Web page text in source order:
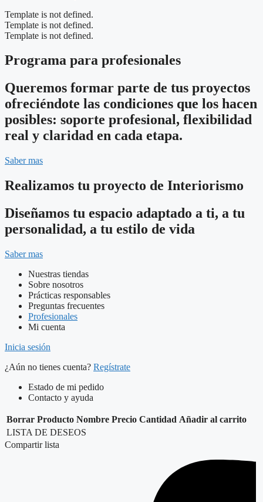
Template is not defined.
Template is not defined.
Template is not defined.
Programa para profesionales
Queremos formar parte de tus proyectos
ofreciéndote las condiciones que los hacen
posibles: soporte profesional, flexibilidad
real y claridad en cada etapa.
Saber mas
Realizamos tu proyecto de Interiorismo
Diseñamos tu espacio adaptado a ti, a tu
personalidad, a tu estilo de vida
Saber mas
Nuestras tiendas
Sobre nosotros
Prácticas responsables
Preguntas frecuentes
Profesionales
Mi cuenta
Inicia sesión
¿Aún no tienes cuenta? Regístrate
Estado de mi pedido
Contacto y ayuda
Borrar Producto Nombre Precio Cantidad Añadir al carrito
LISTA DE DESEOS
Compartir lista